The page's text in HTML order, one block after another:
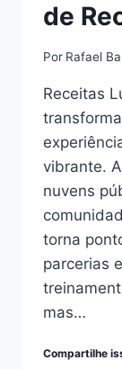
de
Por Rafael
Receitas
vibrante.
nuvens
torna
parcerias
mas…
Compartilhe